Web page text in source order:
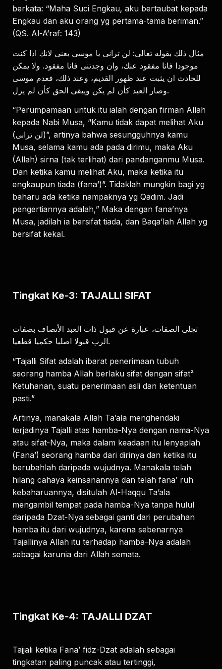
berkata: “Maha Suci Engkau, aku bertaubat kepada
Engkau dan aku orang yg pertama-tama beriman.”
(QS. Al-A’raf: 143)
مثال ذلك بقوله تعالى: لن ترانى يا موسى يعنى لانك اذا كنت
موجودا فانا مفقود عنك، وان وجدتنى فانا مفقود. ولا يمكن
للحادث ان يثبت عند ظهور القديم، وعند ذلك، فعدم موسى
وصار العبد كأن لم يكن ويبقى الحق كأن لم يزل.
“Perumpamaan untuk itu ialah dengan firman Allah
kepada Nabi Musa, “Kamu tidak dapat melihat Aku
(لن ترانى)”, artinya bahwa sesungguhnya kamu
Musa, selama kamu ada pada dirimu, maka Aku
(Allah) sirna (tak terlihat) dari pandanganmu Musa.
Dan ketika kamu melihat Aku, maka ketika itu
engkaupun tiada (fana’)”. Tidaklah mungkin bagi yg
baharu ada ketika nampaknya yg Qadim. Jadi
pengertiannya adalah,” Maka dengan fana’nya
Musa, jadilah ia bersifat tiada, dan Baqa’lah Allah yg
bersifat kekal.
Tingkat Ke-3: TAJALLI SIFAT
تجلى الصفات، عبارة عن قبول ذات العبد الأتصاف بصفات
الرب قبولا اصليا حكميا قطعيا.
“Tajalli Sifat adalah ibarat penerimaan tubuh
seorang hamba Allah berlaku sifat dengan sifat²
Ketuhanan, suatu penerimaan asli dan ketentuan
pasti.”
Artinya, manakala Allah Ta’ala menghendaki
terjadinya Tajalli atas hamba-Nya dengan nama-Nya
atau sifat-Nya, maka dalam keadaan itu lenyaplah
(Fana’) seorang hamba dari dirinya dan ketika itu
berubahlah daripada wujudnya. Manakala telah
hilang cahaya keinsanannya dan telah fana’ ruh
kebaharuannya, disitulah Al-Haqqu Ta’ala
mengambil tempat pada hamba-Nya tanpa hulul
daripada Dzat-Nya sebagai ganti dari perubahan
hamba itu dari wujudnya, karena sebenarnya
Tajallinya Allah itu terhadap hamba-Nya adalah
sebagai karunia dari Allah semata.
Tingkat Ke-4: TAJALLI DZAT
Tajjali ketika Fana’ fidz-Dzat adalah sebagai
tingkatan paling puncak atau tertinggi,